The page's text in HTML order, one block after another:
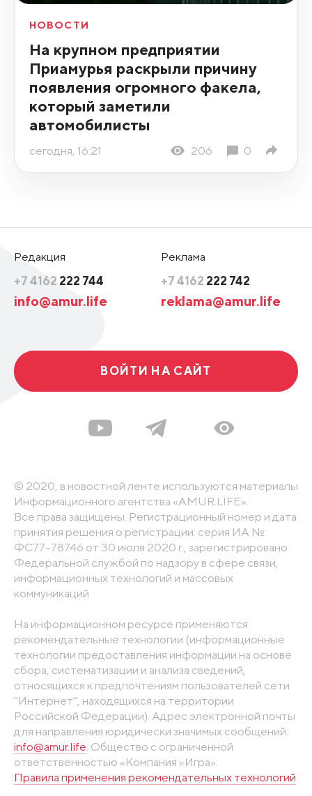
НОВОСТИ
На крупном предприятии
Приамурья раскрыли причину
появления огромного факела,
который заметили
автомобилисты
сегодня, 16:21 206 0
Редакция
+7 4162 222 744
info@amur.life
Реклама
+7 4162 222 742
reklama@amur.life
ВОЙТИ НА САЙТ
© 2020, в новостной ленте используются материалы
Информационного агентства «AMUR.LIFE».
Все права защищены. Регистрационный номер и дата
принятия решения о регистрации: серия ИА №
ФС77-78746 от 30 июля 2020 г., зарегистрировано
Федеральной службой по надзору в сфере связи,
информационных технологий и массовых
коммуникаций
На информационном ресурсе применяются
рекомендательные технологии (информационные
технологии предоставления информации на основе
сбора, систематизации и анализа сведений,
относящихся к предпочтениям пользователей сети
"Интернет", находящихся на территории
Российской Федерации). Адрес электронной почты
для направления юридически значимых сообщений:
info@amur.life. Общество с ограниченной
ответственностью «Компания «Игра».
Правила применения рекомендательных технологий